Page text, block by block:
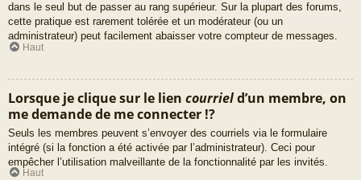
dans le seul but de passer au rang supérieur. Sur la plupart des forums,
cette pratique est rarement tolérée et un modérateur (ou un
administrateur) peut facilement abaisser votre compteur de messages.
Haut
Lorsque je clique sur le lien courrield’un membre, on
me demande de me connecter !?
Seuls les membres peuvent s’envoyer des courriels via le formulaire
intégré (si la fonction a été activée par l’administrateur). Ceci pour
empêcher l’utilisation malveillante de la fonctionnalité par les invités.
Haut